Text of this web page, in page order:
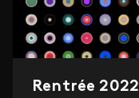
Rentrée 2022